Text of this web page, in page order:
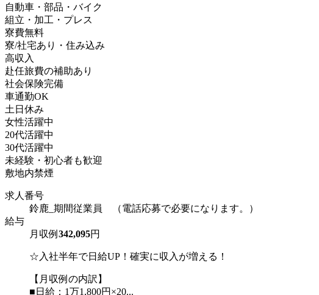
自動車・部品・バイク
組立・加工・プレス
寮費無料
寮/社宅あり・住み込み
高収入
赴任旅費の補助あり
社会保険完備
車通勤OK
土日休み
女性活躍中
20代活躍中
30代活躍中
未経験・初心者も歓迎
敷地内禁煙
求人番号
鈴鹿_期間従業員 （電話応募で必要になります。）
給与
月収例 342,095円
☆入社半年で日給UP！確実に収入が増える！
【月収例の内訳】
■日給：1万1,800円×20...